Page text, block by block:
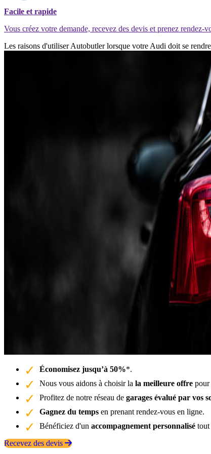
Facile et rapide
Vous créez votre demande, recevez des devis et prenez rendez-
Les raisons d'utiliser Autobutler lorsque votre Audi doit se
Économisez jusqu’à 50%*.
Nous vous aidons à choisir la la meilleure offre pour
Profitez de notre réseau de garages évalué par vos
Gagnez du temps en prenant rendez-vous en ligne.
Bénéficiez d'un accompagnement personnalisé tout
Recevez des devis